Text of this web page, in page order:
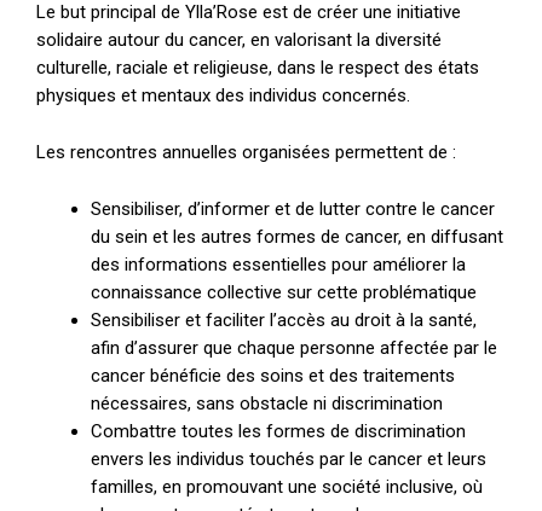
Le but principal de Ylla’Rose est de créer une initiative
solidaire autour du cancer, en valorisant la diversité
culturelle, raciale et religieuse, dans le respect des états
physiques et mentaux des individus concernés.
Les rencontres annuelles organisées permettent de :
Sensibiliser, d’informer et de lutter contre le cancer
du sein et les autres formes de cancer, en diffusant
des informations essentielles pour améliorer la
connaissance collective sur cette problématique
Sensibiliser et faciliter l’accès au droit à la santé,
afin d’assurer que chaque personne affectée par le
cancer bénéficie des soins et des traitements
nécessaires, sans obstacle ni discrimination
Combattre toutes les formes de discrimination
envers les individus touchés par le cancer et leurs
familles, en promouvant une société inclusive, où